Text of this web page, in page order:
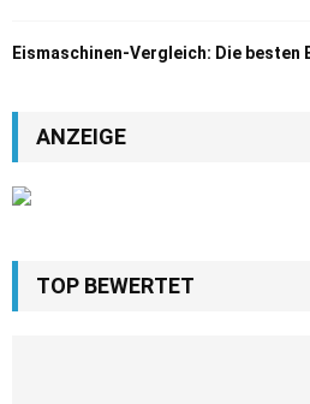
Eismaschinen-Vergleich: Die besten
ANZEIGE
TOP BEWERTET